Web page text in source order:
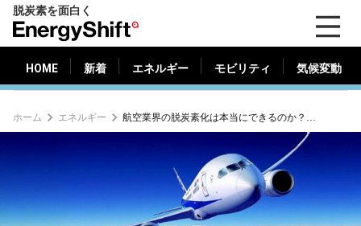
脱炭素を面白く
ナ
ジ
ー
フ
HOME 新着 エネルギー モビリティ 気候変動
新着 エネルギー 気候変動
ホーム エネルギー 航空業界の脱炭素化は本当にできるのか？ 本気のANA、出張時のCO2排出を削減する新サービスを展開